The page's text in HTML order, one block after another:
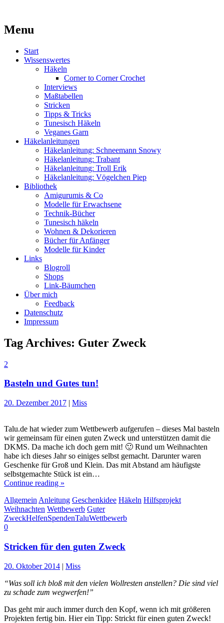
MissKnitness
Kaufst du noch oder strickst du schon?
Menu
Skip
Start
Wissenswertes
Häkeln
Corner to Corner Crochet
Interviews
Maßtabellen
Stricken
Tipps & Tricks
Tunesisch Häkeln
Veganes Garn
Häkelanleitungen
Häkelanleitung: Schneemann Snowy
Häkelanleitung: Trabant
Häkelanleitung: Troll Erik
Häkelanleitung: Vögelchen Piep
Bibliothek
Amigurumis & Co
Modelle für Erwachsene
Technik-Bücher
Tunesisch häkeln
Wohnen & Dekorieren
Bücher für Anfänger
Modelle für Kinder
Links
Blogroll
Shops
Link-Bäumchen
Über mich
Feedback
Datenschutz
Impressum
Tag Archives: Guter Zweck
2
Basteln und Gutes tun!
20. Dezember 2017 | Miss
Talu.de hat wieder zum Wettbewerb aufgerufen – dieses Mal basteln
wir gemeinsam für einen guten Zweck und unterstützen damit die
DKMS. Da mache ich doch gern mit! 🙂 Rund um Weihnachten
habe ich dieses Jahr so einiges selbst gemacht. Darunter waren
Geschenke für Groß und Klein. Das mit Abstand am häufigste
selbstgemachte Stück ist ein…
Continue reading »
Allgemein Anleitung Geschenkidee Häkeln Hilfsprojekt
Weihnachten Wettbewerb Guter
ZweckHelfenSpendenTaluWettbewerb
0
Stricken für den guten Zweck
20. Oktober 2014 | Miss
“Was soll ich bloß mit den vielen Wollresten anstellen? Die sind viel
zu schade zum wegwerfen!”
Das geht mir auch immer durch den Kopf, wenn ich mit größeren
Projekten fertig bin. Hier ein Tipp: Strickt für einen guten Zweck!